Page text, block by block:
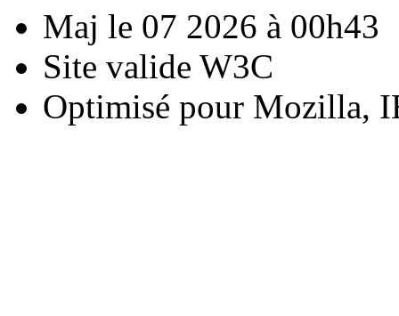
Maj le 07 2026 à 00h43
Site valide W3C
Optimisé pour Mozilla,